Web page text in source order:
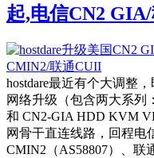
起,电信CN2
hostdare最近有个大调整
网络升级（包含两大系列
和 CN2-GIA HDD KVM
网骨干直连线路，回程电
CMIN2（AS58807）、